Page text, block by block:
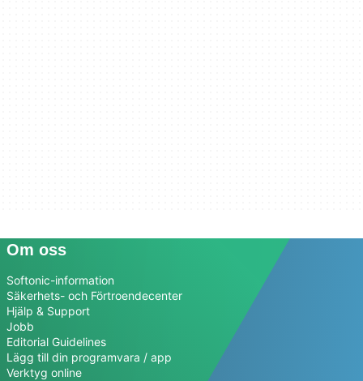
Om oss
Softonic-information
Säkerhets- och Förtroendecenter
Hjälp & Support
Jobb
Editorial Guidelines
Lägg till din programvara / app
Verktyg online